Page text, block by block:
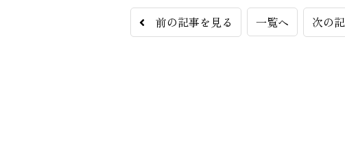
前の記事を見る 一覧へ 次の